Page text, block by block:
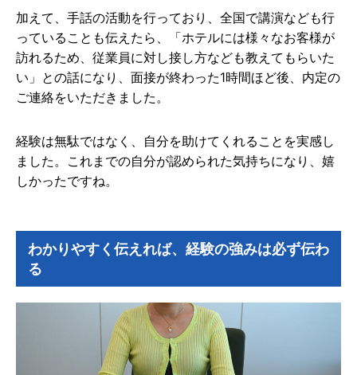
加えて、手話の活動を行っており、全国で講演なども行
っていることも伝えたら、「ホテルには様々なお客様が
訪れるため、従業員に対し接し方なども教えてもらいた
い」との話になり、面接が終わった1時間ほど後、内定の
ご連絡をいただきました。
経験は無駄ではなく、自分を助けてくれることを実感し
ました。これまでの自分が認められた気持ちになり、嬉
しかったですね。
わかりやすく伝えれば、経験の強みは必ず伝わ
る